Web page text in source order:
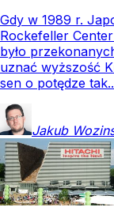
Gdy w 1989 r.
Rockefeller
było
uznać wyższość
sen o potędze
Jakub